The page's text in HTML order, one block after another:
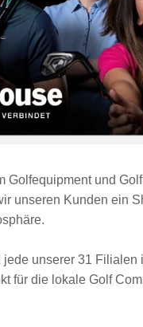
Golfequipment und
unseren Kunden ein
unserer 31 Filialen
für die lokale Golf